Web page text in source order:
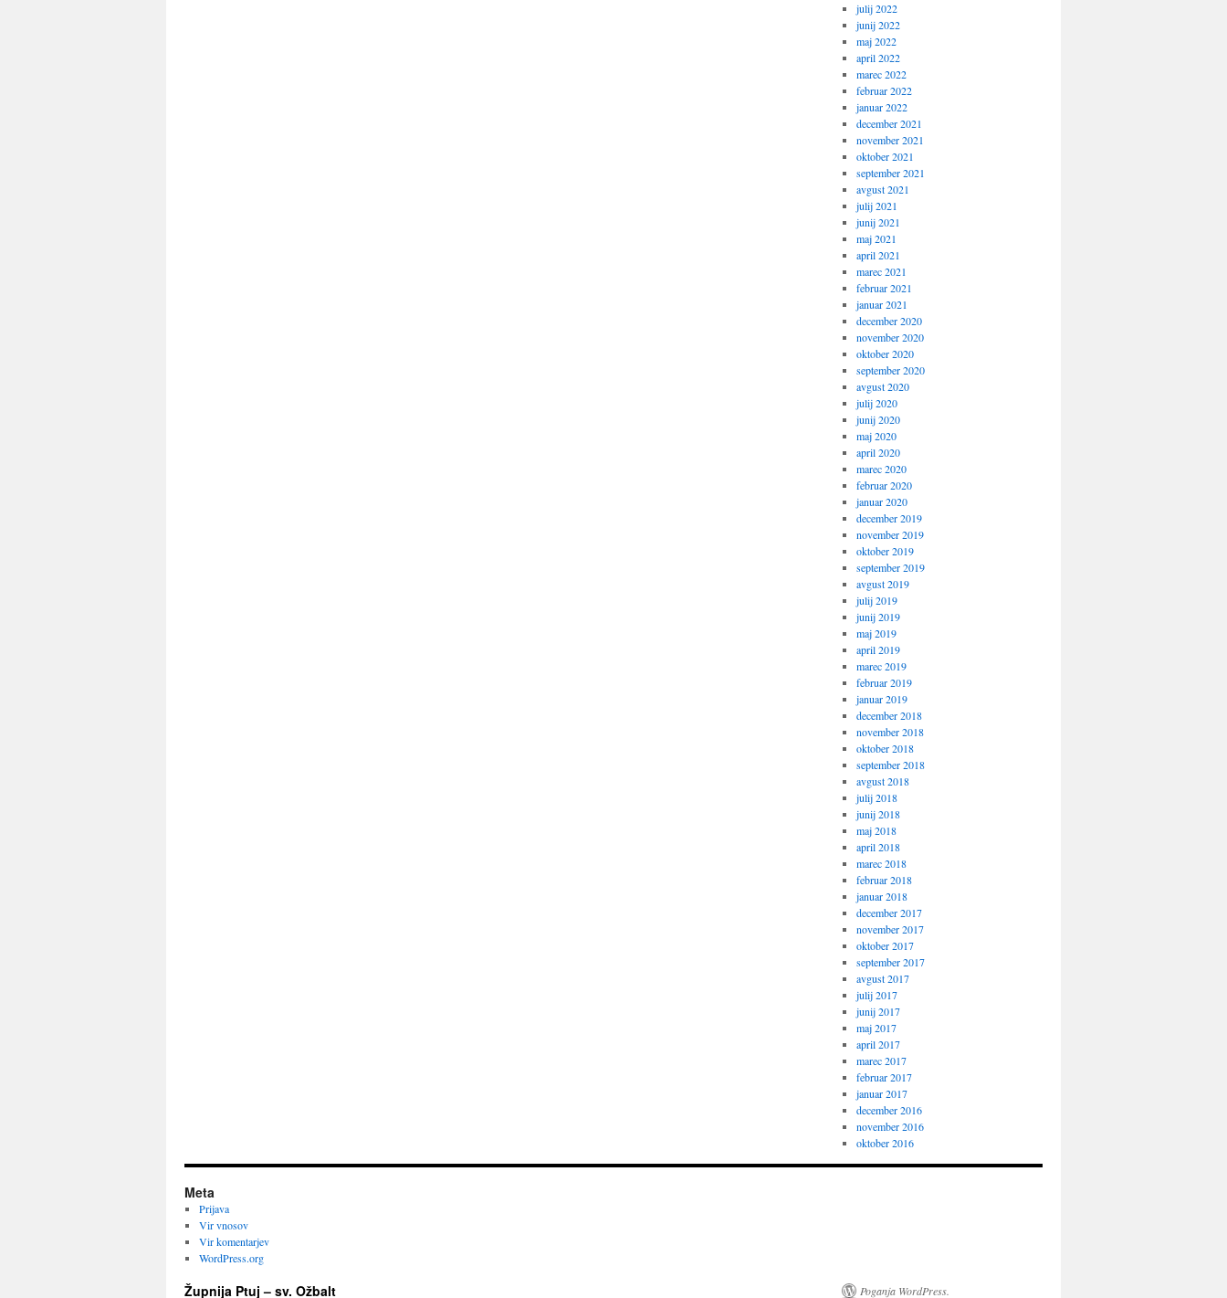
julij 2022
junij 2022
maj 2022
april 2022
marec 2022
februar 2022
januar 2022
december 2021
november 2021
oktober 2021
september 2021
avgust 2021
julij 2021
junij 2021
maj 2021
april 2021
marec 2021
februar 2021
januar 2021
december 2020
november 2020
oktober 2020
september 2020
avgust 2020
julij 2020
junij 2020
maj 2020
april 2020
marec 2020
februar 2020
januar 2020
december 2019
november 2019
oktober 2019
september 2019
avgust 2019
julij 2019
junij 2019
maj 2019
april 2019
marec 2019
februar 2019
januar 2019
december 2018
november 2018
oktober 2018
september 2018
avgust 2018
julij 2018
junij 2018
maj 2018
april 2018
marec 2018
februar 2018
januar 2018
december 2017
november 2017
oktober 2017
september 2017
avgust 2017
julij 2017
junij 2017
maj 2017
april 2017
marec 2017
februar 2017
januar 2017
december 2016
november 2016
oktober 2016
Meta
Prijava
Vir vnosov
Vir komentarjev
WordPress.org
Župnija Ptuj – sv. Ožbalt Poganja WordPress.